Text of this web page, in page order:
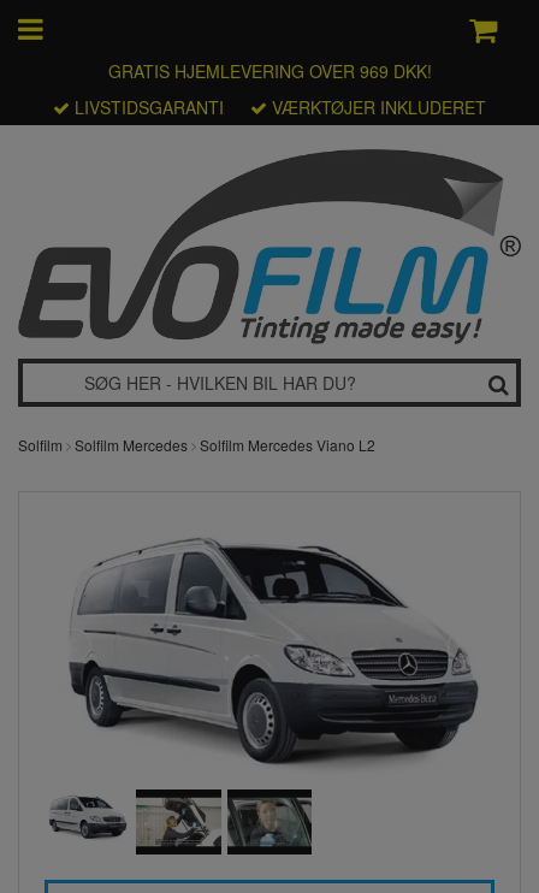
GRATIS HJEMLEVERING OVER 969 DKK!
LIVSTIDSGARANTI
VÆRKTØJER INKLUDERET
Solfilm Solfilm Mercedes Solfilm Mercedes Viano L2